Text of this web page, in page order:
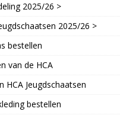
2025/26 >
2025/26 >
bestellen
van de HCA
HCA Jeugdschaatsen
bestellen